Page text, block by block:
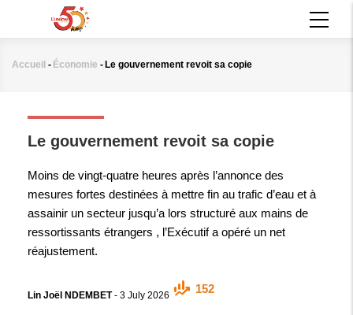
principal
Fil
Accueil - Économie - Le gouvernement revoit sa copie
Le gouvernement revoit sa copie
Moins de vingt-quatre heures après l’annonce des
mesures fortes destinées à mettre fin au trafic d’eau et à
assainir un secteur jusqu’a lors structuré aux mains de
ressortissants étrangers , l’Exécutif a opéré un net
réajustement.
Lin Joël NDEMBET- 3 July 2026
152